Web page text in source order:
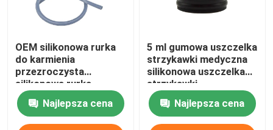
OEM silikonowa rurka
do karmienia
przezroczysta
silikonowa rurka
żołądkowa
Najlepsza cena
5 ml gumowa uszczelka
strzykawki medyczna
silikonowa uszczelka
strzykawki
Najlepsza cena